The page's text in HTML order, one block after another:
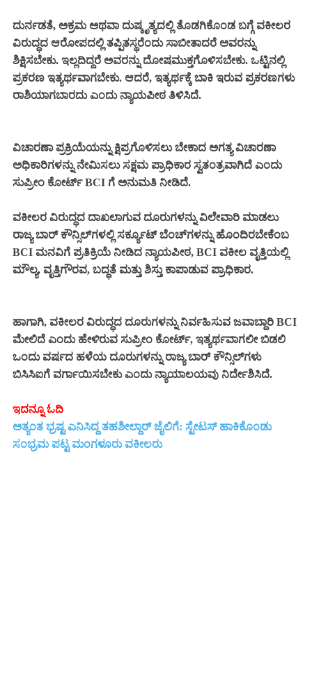
ದುರ್ನಡತೆ, ಅಕ್ರಮ ಅಥವಾ ದುಷ್ಕೃತ್ಯದಲ್ಲಿ ತೊಡಗಿಕೊಂಡ ಬಗ್ಗೆ ವಕೀಲರ
ವಿರುದ್ಧದ ಆರೋಪದಲ್ಲಿ ತಪ್ಪಿತಸ್ಥರೆಂದು ಸಾಬೀತಾದರೆ ಅವರನ್ನು
ಶಿಕ್ಷಿಸಬೇಕು. ಇಲ್ಲದಿದ್ದರೆ ಅವರನ್ನು ದೋಷಮುಕ್ತಗೊಳಿಸಬೇಕು. ಒಟ್ಟಿನಲ್ಲಿ
ಪ್ರಕರಣ ಇತ್ಯರ್ಥವಾಗಬೇಕು. ಆದರೆ, ಇತ್ಯರ್ಥಕ್ಕೆ ಬಾಕಿ ಇರುವ ಪ್ರಕರಣಗಳು
ರಾಶಿಯಾಗಬಾರದು ಎಂದು ನ್ಯಾಯಪೀಠ ತಿಳಿಸಿದೆ.
ವಿಚಾರಣಾ ಪ್ರಕ್ರಿಯೆಯನ್ನು ಕ್ಷಿಪ್ರಗೊಳಿಸಲು ಬೇಕಾದ ಅಗತ್ಯ ವಿಚಾರಣಾ
ಅಧಿಕಾರಿಗಳನ್ನು ನೇಮಿಸಲು ಸಕ್ಷಮ ಪ್ರಾಧಿಕಾರ ಸ್ವತಂತ್ರವಾಗಿದೆ ಎಂದು
ಸುಪ್ರೀಂ ಕೋರ್ಟ್ BCI ಗೆ ಅನುಮತಿ ನೀಡಿದೆ.
ವಕೀಲರ ವಿರುದ್ಧದ ದಾಖಲಾಗುವ ದೂರುಗಳನ್ನು ವಿಲೇವಾರಿ ಮಾಡಲು
ರಾಜ್ಯ ಬಾರ್ ಕೌನ್ಸಿಲ್‌ಗಳಲ್ಲಿ ಸರ್ಕ್ಯೂಟ್ ಬೆಂಚ್‌ಗಳನ್ನು ಹೊಂದಿರಬೇಕೆಂಬ
BCI ಮನವಿಗೆ ಪ್ರತಿಕ್ರಿಯೆ ನೀಡಿದ ನ್ಯಾಯಪೀಠ, BCI ವಕೀಲ ವೃತ್ತಿಯಲ್ಲಿ
ಮೌಲ್ಯ, ವೃತ್ತಿಗೌರವ, ಬದ್ಧತೆ ಮತ್ತು ಶಿಸ್ತು ಕಾಪಾಡುವ ಪ್ರಾಧಿಕಾರ.
ಹಾಗಾಗಿ, ವಕೀಲರ ವಿರುದ್ಧದ ದೂರುಗಳನ್ನು ನಿರ್ವಹಿಸುವ ಜವಾಬ್ದಾರಿ BCI
ಮೇಲಿದೆ ಎಂದು ಹೇಳಿರುವ ಸುಪ್ರೀಂ ಕೋರ್ಟ್, ಇತ್ಯರ್ಥವಾಗಲೀ ಬಿಡಲಿ
ಒಂದು ವರ್ಷದ ಹಳೆಯ ದೂರುಗಳನ್ನು ರಾಜ್ಯ ಬಾರ್ ಕೌನ್ಸಿಲ್‌ಗಳು
ಬಿಸಿಸಿಐಗೆ ವರ್ಗಾಯಿಸಬೇಕು ಎಂದು ನ್ಯಾಯಾಲಯವು ನಿರ್ದೇಶಿಸಿದೆ.
ಇದನ್ನೂ ಓದಿ
ಅತ್ಯಂತ ಭ್ರಷ್ಟ ಎನಿಸಿದ್ದ ತಹಶೀಲ್ದಾರ್ ಜೈಲಿಗೆ: ಸ್ಟೇಟಸ್ ಹಾಕಿಕೊಂಡು
ಸಂಭ್ರಮ ಪಟ್ಟ ಮಂಗಳೂರು ವಕೀಲರು